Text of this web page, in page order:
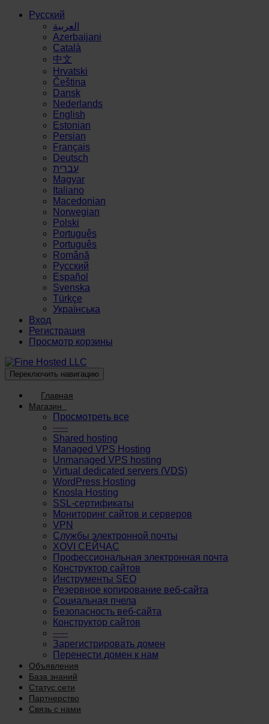
Русский
العربية
Azerbaijani
Català
中文
Hrvatski
Čeština
Dansk
Nederlands
English
Estonian
Persian
Français
Deutsch
עברית
Magyar
Italiano
Macedonian
Norwegian
Polski
Português
Português
Română
Русский
Español
Svenska
Türkçe
Українська
Вход
Регистрация
Просмотр корзины
Переключить навигацию
Главная
Магазин
Просмотреть все
-----
Shared hosting
Managed VPS Hosting
Unmanaged VPS hosting
Virtual dedicated servers (VDS)
WordPress Hosting
Knosla Hosting
SSL-сертификаты
Мониторинг сайтов и серверов
VPN
Службы электронной почты
XOVI СЕЙЧАС
Профессиональная электронная почта
Конструктор сайтов
Инструменты SEO
Резервное копирование веб-сайта
Социальная пчела
Безопасность веб-сайта
Конструктор сайтов
-----
Зарегистрировать домен
Перенести домен к нам
Объявления
База знаний
Статус сети
Партнерство
Связь с нами